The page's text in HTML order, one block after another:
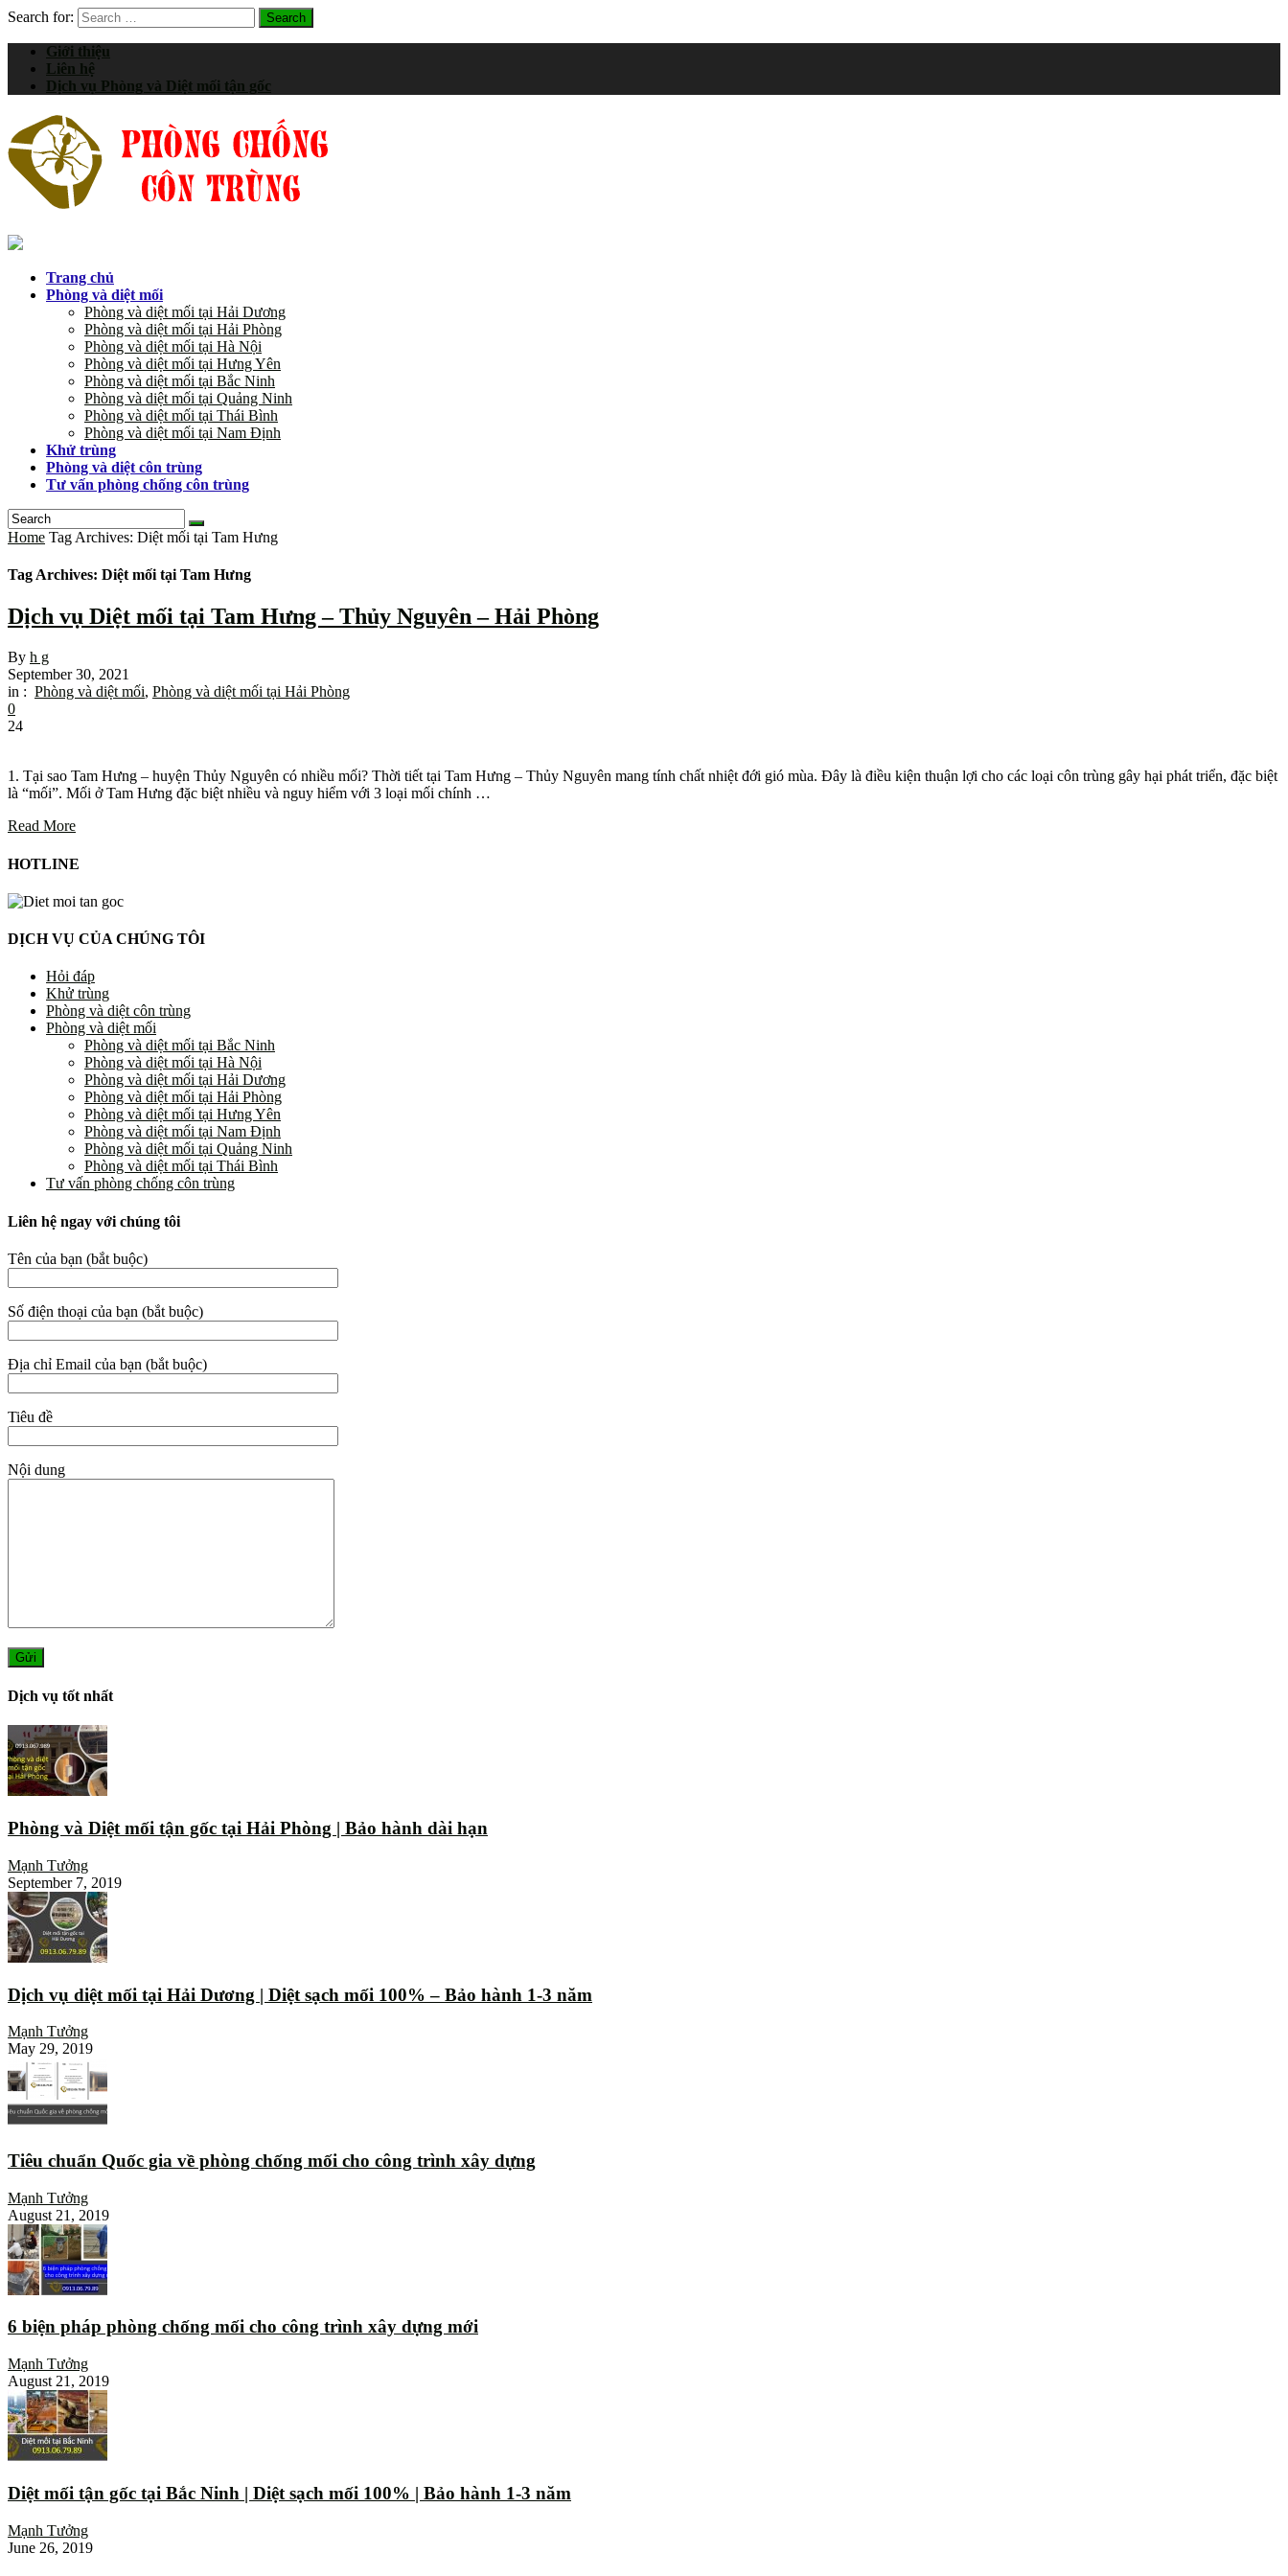
Search for:
Giới thiệu
Liên hệ
Dịch vụ Phòng và Diệt mối tận gốc
Trang chủ
Phòng và diệt mối
Phòng và diệt mối tại Hải Dương
Phòng và diệt mối tại Hải Phòng
Phòng và diệt mối tại Hà Nội
Phòng và diệt mối tại Hưng Yên
Phòng và diệt mối tại Bắc Ninh
Phòng và diệt mối tại Quảng Ninh
Phòng và diệt mối tại Thái Bình
Phòng và diệt mối tại Nam Định
Khử trùng
Phòng và diệt côn trùng
Tư vấn phòng chống côn trùng
Home Tag Archives: Diệt mối tại Tam Hưng
Tag Archives: Diệt mối tại Tam Hưng
Dịch vụ Diệt mối tại Tam Hưng – Thủy Nguyên – Hải Phòng
By h g
September 30, 2021
in : Phòng và diệt mối, Phòng và diệt mối tại Hải Phòng
0
24
1. Tại sao Tam Hưng – huyện Thủy Nguyên có nhiều mối? Thời tiết tại Tam Hưng – Thủy Nguyên mang tính chất nhiệt đới gió mùa. Đây là điều kiện thuận lợi cho các loại côn trùng gây hại phát triển, đặc biệt
là “mối”. Mối ở Tam Hưng đặc biệt nhiều và nguy hiểm với 3 loại mối chính …
Read More
HOTLINE
DỊCH VỤ CỦA CHÚNG TÔI
Hỏi đáp
Khử trùng
Phòng và diệt côn trùng
Phòng và diệt mối
Phòng và diệt mối tại Bắc Ninh
Phòng và diệt mối tại Hà Nội
Phòng và diệt mối tại Hải Dương
Phòng và diệt mối tại Hải Phòng
Phòng và diệt mối tại Hưng Yên
Phòng và diệt mối tại Nam Định
Phòng và diệt mối tại Quảng Ninh
Phòng và diệt mối tại Thái Bình
Tư vấn phòng chống côn trùng
Liên hệ ngay với chúng tôi
Tên của bạn (bắt buộc)
Số điện thoại của bạn (bắt buộc)
Địa chỉ Email của bạn (bắt buộc)
Tiêu đề
Nội dung
Dịch vụ tốt nhất
Phòng và Diệt mối tận gốc tại Hải Phòng | Bảo hành dài hạn
Mạnh Tưởng
September 7, 2019
Dịch vụ diệt mối tại Hải Dương | Diệt sạch mối 100% – Bảo hành 1-3 năm
Mạnh Tưởng
May 29, 2019
Tiêu chuẩn Quốc gia về phòng chống mối cho công trình xây dựng
Mạnh Tưởng
August 21, 2019
6 biện pháp phòng chống mối cho công trình xây dựng mới
Mạnh Tưởng
August 21, 2019
Diệt mối tận gốc tại Bắc Ninh | Diệt sạch mối 100% | Bảo hành 1-3 năm
Mạnh Tưởng
June 26, 2019